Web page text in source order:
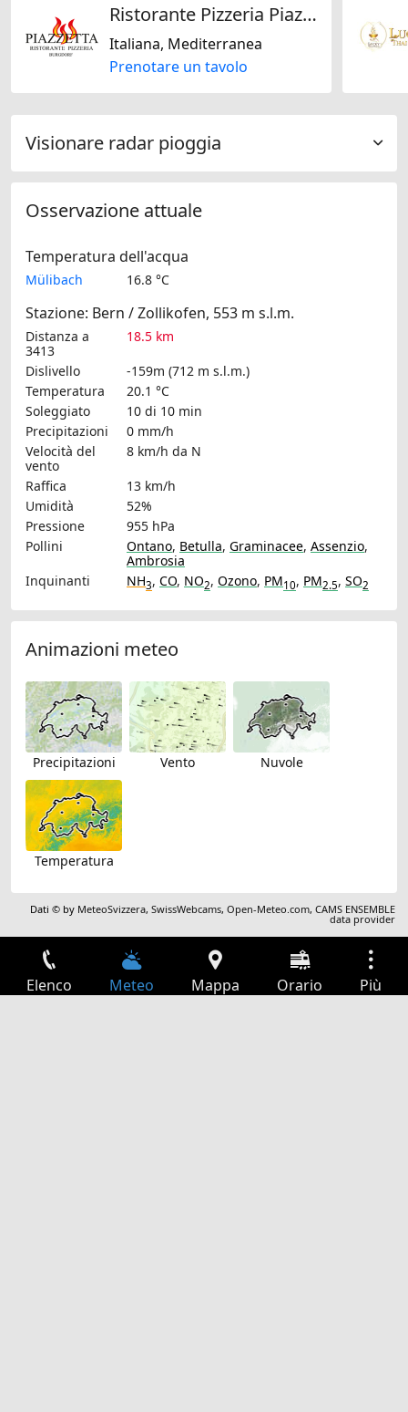
Ristorante Pizzeria Piazzetta
Italiana, Mediterranea
Prenotare un tavolo
Visionare radar pioggia
Osservazione attuale
Temperatura dell'acqua
Mülibach 16.8 °C
Stazione: Bern / Zollikofen, 553 m s.l.m.
Distanza a
3413
18.5 km
Dislivello
-159m (712 m s.l.m.)
Temperatura
20.1 °C
Soleggiato
10 di 10 min
Precipitazioni
0 mm/h
Velocità del
vento
8 km/h da N
Raffica
13 km/h
Umidità
52%
Pressione
955 hPa
Pollini
Ontano, Betulla, Graminacee, Assenzio,
Ambrosia
Inquinanti
NH3, CO, NO2, Ozono, PM10, PM2.5, SO2
Animazioni meteo
Precipitazioni Vento Nuvole
Temperatura
Dati © by MeteoSvizzera,SwissWebcams,Open-Meteo.com,CAMS ENSEMBLE
data provider
Elenco Meteo Mappa Orario Più